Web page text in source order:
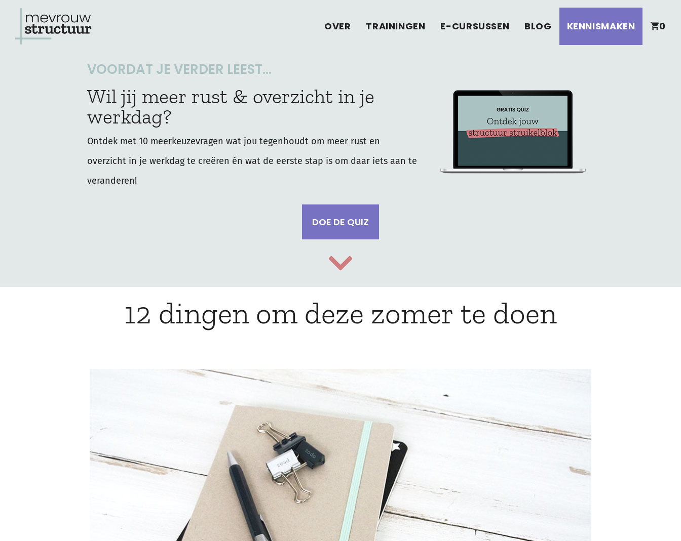
OVER TRAININGEN E-CURSUSSEN BLOG KENNISMAKEN 0
VOORDAT JE VERDER LEEST...
Wil jij meer rust & overzicht in je
werkdag?
Ontdek met 10 meerkeuzevragen wat jou tegenhoudt om meer rust en
overzicht in je werkdag te creëren én wat de eerste stap is om daar iets aan te
veranderen!
DOE DE QUIZ
12 dingen om deze zomer te doen